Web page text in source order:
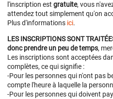
l'inscription est gratuite, vous
attendez tout simplement qu'on
Plus d'informations ici.
LES INSCRIPTIONS SONT
donc prendre un peu de temps,
Les inscriptions sont acceptées
complètes, ce qui signifie :
-Pour les personnes qui n'ont pas
compte l'heure à laquelle la
-Pour les personnes qui doivent